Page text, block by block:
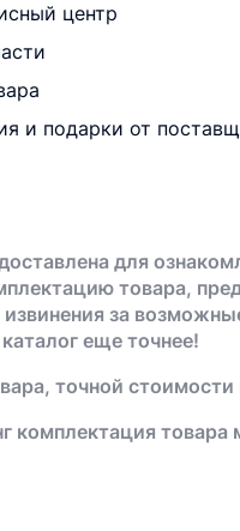
центр
и подарки от
для
товара,
за
еще точнее!
точной
комплектация